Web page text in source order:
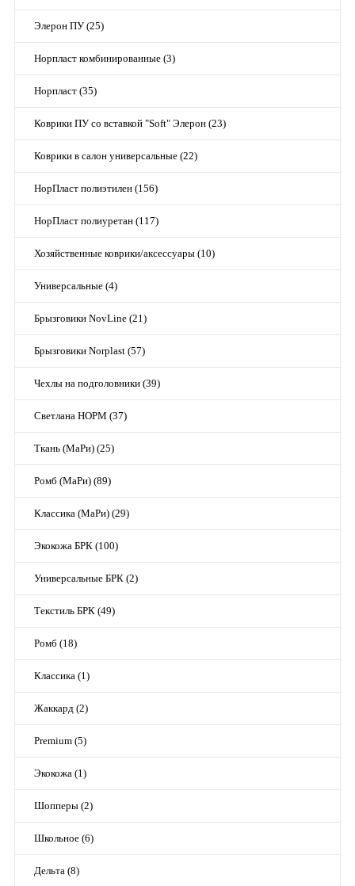
Элерон ПУ (25)
Норпласт комбинированные (3)
Норпласт (35)
Коврики ПУ со вставкой "Soft" Элерон (23)
Коврики в салон универсальные (22)
НорПласт полиэтилен (156)
НорПласт полиуретан (117)
Хозяйственные коврики/аксессуары (10)
Универсальные (4)
Брызговики NovLine (21)
Брызговики Norplast (57)
Чехлы на подголовники (39)
Светлана НОРМ (37)
Ткань (МаРи) (25)
Ромб (МаРи) (89)
Классика (МаРи) (29)
Экокожа БРК (100)
Универсальные БРК (2)
Текстиль БРК (49)
Ромб (18)
Классика (1)
Жаккард (2)
Premium (5)
Экокожа (1)
Шопперы (2)
Школьное (6)
Дельта (8)